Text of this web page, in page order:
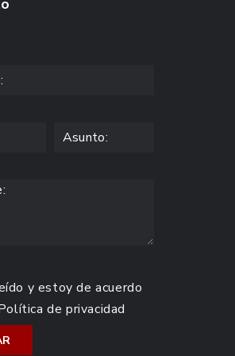
y estoy de acuerdo
de privacidad